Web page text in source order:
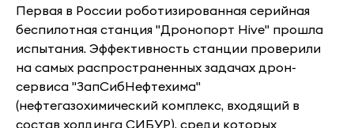
Первая в России роботизированная серийная
беспилотная станция "Дронопорт Hive" прошла
испытания. Эффективность станции проверили
на самых распространенных задачах дрон-
сервиса "ЗапСибНефтехима"
(нефтегазохимический комплекс, входящий в
состав холдинга СИБУР), среди которых